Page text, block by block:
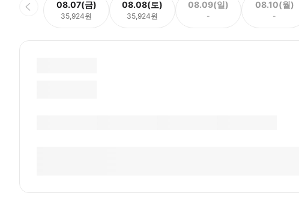
08.07(금)
35,924원
08.08(토)
35,924원
08.09(일)
-
08.10(월)
-